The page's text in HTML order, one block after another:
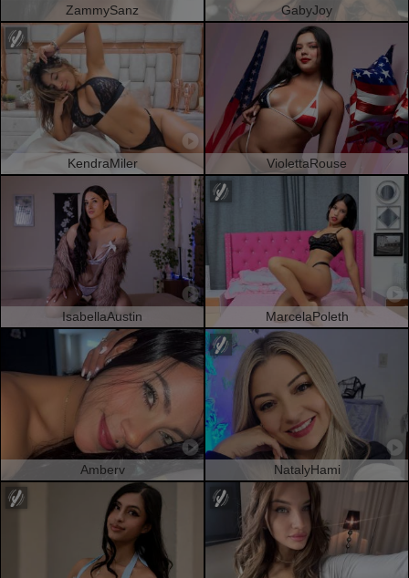
ZammySanz GabyJoy
KendraMiler ViolettaRouse
IsabellaAustin MarcelaPoleth
Amberv NatalyHami